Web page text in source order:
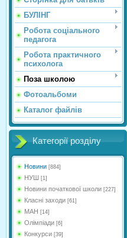
БУЛІНГ
Робота соціального
педагога
Робота практичного
психолога
Поза школою
Фотоальбоми
Каталог файлів
Категорії розділу
Новини [884]
НУШ [1]
Новини початкової школи [227]
Класні заходи [61]
МАН [14]
Олімпіади [6]
Конкурси [39]